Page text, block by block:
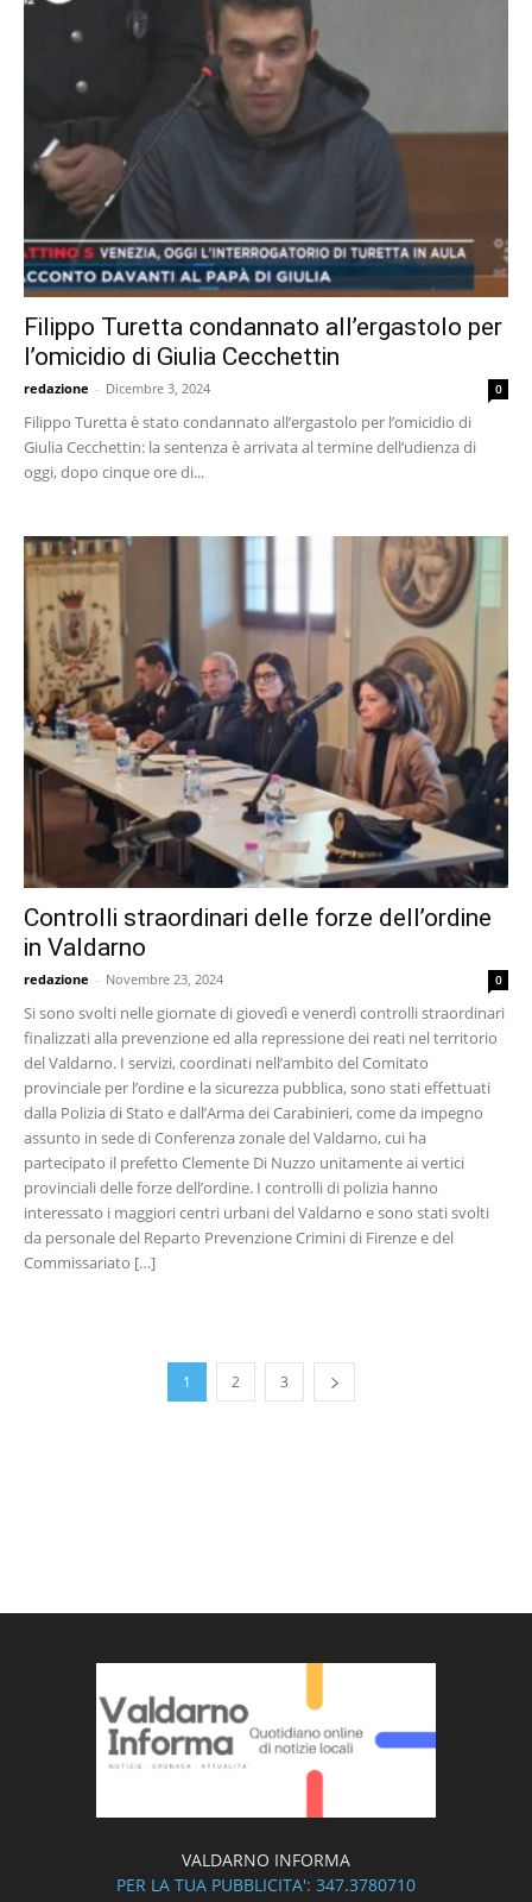
Filippo Turetta condannato all’ergastolo per
l’omicidio di Giulia Cecchettin
redazione - Dicembre 3, 2024 0
Filippo Turetta è stato condannato all’ergastolo per l’omicidio di
Giulia Cecchettin: la sentenza è arrivata al termine dell’udienza di
oggi, dopo cinque ore di...
Controlli straordinari delle forze dell’ordine
in Valdarno
redazione - Novembre 23, 2024 0
Si sono svolti nelle giornate di giovedì e venerdì controlli straordinari
finalizzati alla prevenzione ed alla repressione dei reati nel territorio
del Valdarno. I servizi, coordinati nell’ambito del Comitato
provinciale per l’ordine e la sicurezza pubblica, sono stati effettuati
dalla Polizia di Stato e dall’Arma dei Carabinieri, come da impegno
assunto in sede di Conferenza zonale del Valdarno, cui ha
partecipato il prefetto Clemente Di Nuzzo unitamente ai vertici
provinciali delle forze dell’ordine. I controlli di polizia hanno
interessato i maggiori centri urbani del Valdarno e sono stati svolti
da personale del Reparto Prevenzione Crimini di Firenze e del
Commissariato […]
1 2 3
VALDARNO INFORMA
PER LA TUA PUBBLICITA': 347.3780710